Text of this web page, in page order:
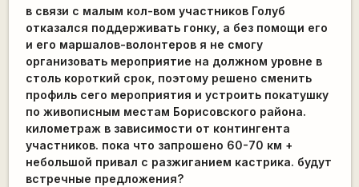
в связи с малым кол-вом участников Голуб
отказался поддерживать гонку, а без помощи его
и его маршалов-волонтеров я не смогу
организовать мероприятие на должном уровне в
столь короткий срок, поэтому решено сменить
профиль сего мероприятия и устроить покатушку
по живописным местам Борисовского района.
километраж в зависимости от контингента
участников. пока что запрошено 60-70 км +
небольшой привал с разжиганием кастрика. будут
встречные предложения?